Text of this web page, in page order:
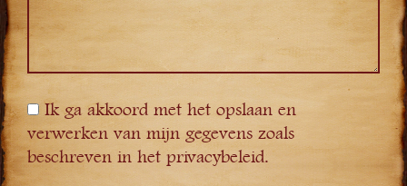
Ik ga akkoord met het opslaan en
verwerken van mijn gegevens zoals
beschreven in het privacybeleid.